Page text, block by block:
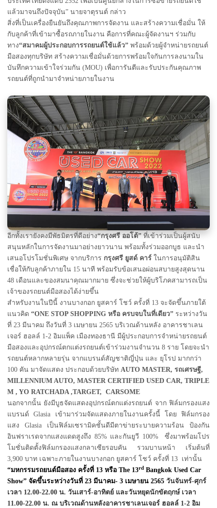
แล้วมาจนถึงปัจจุบัน” นายจาตุรนต์ กล่าว
สิ่งที่เป็นเครื่องยืนยันถึงคุณภาพการจัดงาน และสร้างความเชื่อมั่น ให้
กับลูกค้าที่เข้ามาซื้อรถภายในงาน คือการที่คณะผู้จัดงานฯ ร่วมกับ
ทาง“สมาคมผู้ประกอบการรถยนต์ใช้แล้ว” พร้อมด้วยผู้จำหน่ายรถยนต์
มือสองทุกบริษัท สร้างความเชื่อมั่นด้วยการพร้อมใจกันการลงนามใน
บันทึกความเข้าใจร่วมกัน (MOU) เพื่อการันตีและรับประกันคุณภาพ
รถยนต์ที่ถูกนำมาจำหน่ายภายในงาน
อีกทั้งเรายังคงมีพัธมิตรที่ดีอย่าง“กรุงศรี ออโต้” ที่เข้าร่วมเป็นผู้สนับ
สนุนหลักในการจัดงานมาอย่างยาวนาน พร้อมทั้งร่วมออกบูธ และนำ
เสนอโปรโมชั่นพิเศษ จากบริการ กรุงศรี ยูสด์ คาร์ ในการอนุมัติสิน
เชื่อให้กับลูกค้าภายใน 15 นาที พร้อมรับข้อเสนอผ่อนสบายสูงสุดนาน
48 เดือนและของสมนาคุณมากมาย ซึ่งจะช่วยให้ผู้บริโภคสามารถเป็น
เจ้าของรถยนต์มือสองได้ง่ายขึ้น
สำหรับงานในปีนี้ งานบางกอก ยูสคาร์ โชว์ ครั้งที่ 13 จะจัดขึ้นภายใต้
แนวคิด “ONE STOP SHOPPING หรือ ครบจบในที่เดียว” ระหว่างวัน
ที่ 23 มีนาคม ถึงวันที่ 3 เมษายน 2565 บริเวณด้านหลัง อาคารชาเลน
เจอร์ ฮอลล์ 1-2 อิมแพ็ค เมืองทองธานี มีผู้ประกอบการจำหน่ายรถยนต์
มือสองและอุปกรณ์ตกแต่งรถยนต์เข้าร่วมงานจำนวน 8 ราย โดยจะนำ
รถยนต์หลากหลายรุ่น จากแบรนด์สัญชาติญี่ปุ่น และ ยุโรป มากกว่า
100 คัน มาจัดแสดง ประกอบด้วยบริษัท AUTO MASTER, รถเศรษฐี,
MILLENNIUM AUTO, MASTER CERTIFIED USED CAR, TRIPLE
M , YO RATCHADA ,TARGET, CARSOME
นอกจากนั้น ยังมีบูธจัดแสดงอุปกรณ์ตกแต่งรถยนต์ จาก ฟิล์มกรองแสง
แบรนด์Glasia เข้ามาร่วมจัดแสดงภายในงานครั้งนี้ โดย ฟิล์มกรอง
แสง Glasia เป็นฟิล์มเซรามิคชั้นดีมีตาข่ายระบายความร้อน ป้องกัน
อินฟราเรดจากแสงแดดสูงถึง 85% และกันยูวี 100% ซึ่งมาพร้อมโปร
โมชั่นติดตั้งฟิล์มกรองแสงกลาเซียรอบคัน รวมบานหน้า เริ่มต้นที่
3,900 บาท เฉพาะภายในงานบางกอก ยูสคาร์ โชว์ ครั้งที่ 13 เท่านั้น
“มหกรรมรถยนต์มือสอง ครั้งที่ 13 หรือ The 13rd Bangkok Used Car
Show” จัดขึ้นระหว่างวันที่ 23 มีนาคม- 3 เมษายน 2565 วันจันทร์-ศุกร์
เวลา 12.00-22.00 น. วันเสาร์-อาทิตย์ และวันหยุดนักขัตฤกษ์ เวลา
11.00-22.00 น. ณ บริเวณด้านหลังอาคารชาเลนเจอร์ ฮอลล์ 1-2 อิม